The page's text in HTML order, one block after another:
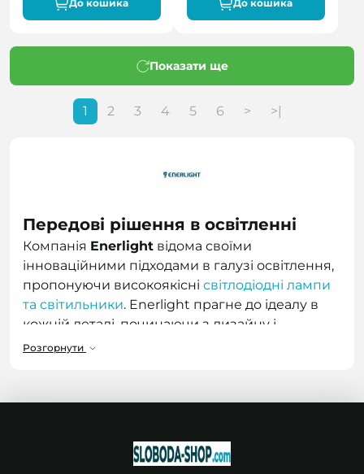
До кошика До кошика
Показати ще
1 2 3 4 5 6 > >|
Передові рішення в освітленні
Компанія Enerlight відома своїми
інноваційними підходами в галузі освітлення,
пропонуючи високоякісні світлодіодні лампи
та світильники. Enerlight прагне до ідеалу в
кожній деталі, починаючи з дизайну і
закінчуючи виробничими процесами, щоб
продукції. Всі товари проходять суворий
міжнародним стандартам і надійність в
експлуатації. У категоріїсвітлодіодна
Розгорнути